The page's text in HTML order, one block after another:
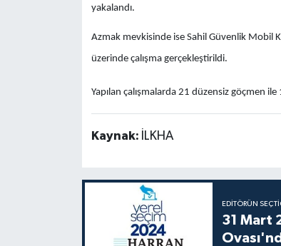
yakalandı.
Azmak mevkisinde ise Sahil Güvenlik Mobil
üzerinde çalışma gerçekleştirildi.
Yapılan çalışmalarda 21 düzensiz göçmen ile
Kaynak: İLKHA
EDITÖRÜN
31 Mart